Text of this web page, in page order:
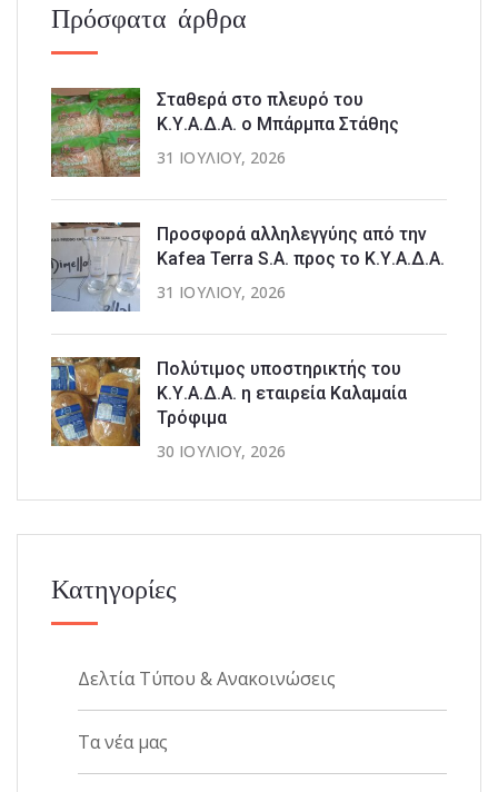
Πρόσφατα άρθρα
Σταθερά στο πλευρό του
Κ.Υ.Α.Δ.Α. ο Μπάρμπα Στάθης
31 ΙΟΥΛΊΟΥ, 2026
Προσφορά αλληλεγγύης από την
Kafea Terra S.A. προς το Κ.Υ.Α.Δ.Α.
31 ΙΟΥΛΊΟΥ, 2026
Πολύτιμος υποστηρικτής του
Κ.Υ.Α.Δ.Α. η εταιρεία Καλαμαία
Τρόφιμα
30 ΙΟΥΛΊΟΥ, 2026
Κατηγορίες
Δελτία Τύπου & Ανακοινώσεις
Τα νέα μας